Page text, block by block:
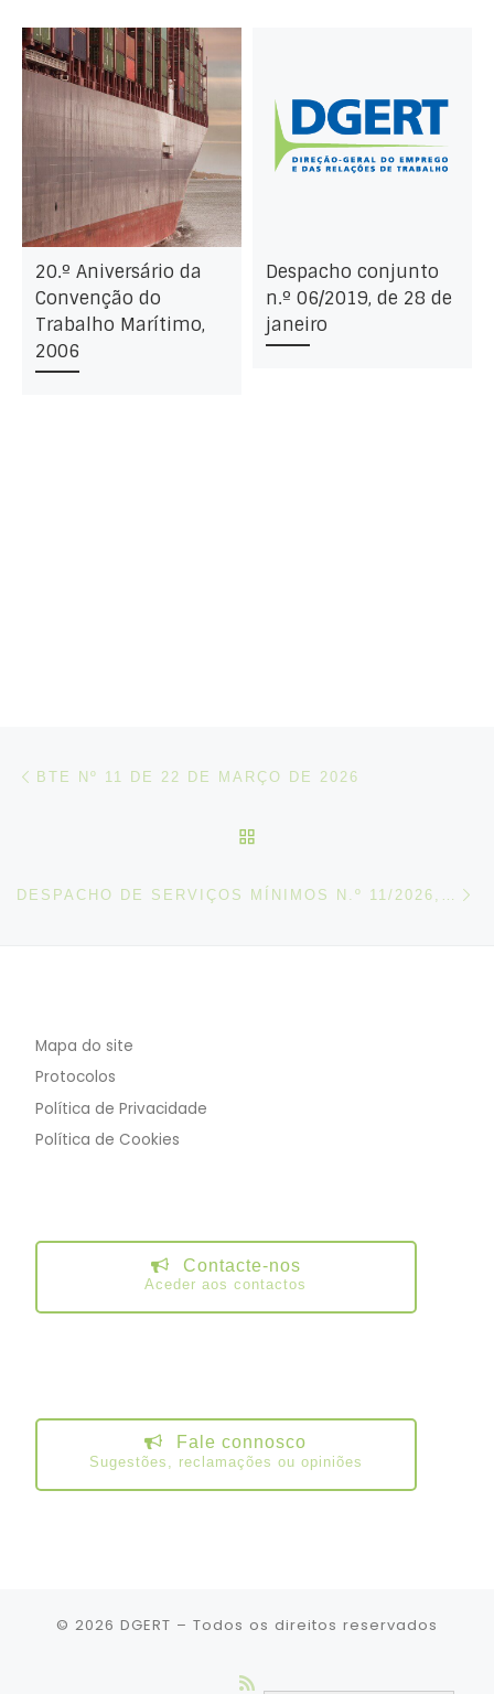
20.º Aniversário da
Convenção do
Trabalho Marítimo,
2006
Despacho conjunto
n.º 06/2019, de 28 de
janeiro
Post navigation
BTE Nº 11 DE 22 DE MARÇO DE 2026
Mapa do site
Protocolos
Política de Privacidade
Política de Cookies
Contacte-nos
Aceder aos contactos
Fale connosco
Sugestões, reclamações ou opiniões
© 2026 DGERT – Todos os direitos reservados